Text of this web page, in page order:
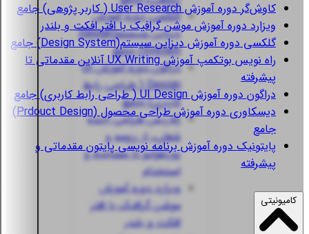
گلکسیدوره آموزش
دیزاین سیستم(Design
System) جامع
دراگون
دوره آموزش UI
Design ( طراحی رابط
کاربری) جامع
پُلاریسطراحی آینده
شغلی، از رزومه و
پورتفولیو تا مصاحبه و
استخدام
ویزارددوره آموزش
موشن گرافیک با افتر
افکت و بلندر
کاوش‌گردوره آموزش User Research ( کاربر پژوهی) جامع
ویزارددوره آموزش موشن گرافیک با افتر افکت و بلندر
گلکسیدوره آموزش دیزاین سیستم(Design System) جامع
راه نویس
بوتکمپ آموزش UX Writing آنلاین مقدماتی تا
پیشرفته
دراگوندوره آموزش UI Design ( طراحی رابط کاربری) جامع
دیسکاوری
دوره آموزش طراحی محصول (Prdouct Design)
جامع
پایتونیکدوره آموزش برنامه نویسی پایتون مقدماتی و
پیشرفته
کامیونیتی